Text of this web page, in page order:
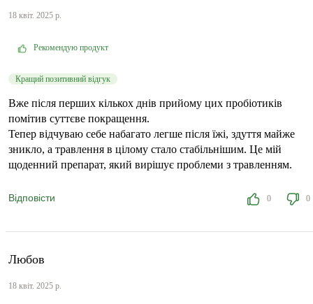
18 квіт. 2025 р.
Рекомендую продукт
Кращий позитивний відгук
Вже після перших кількох днів прийому цих пробіотиків
помітив суттєве покращення.
Тепер відчуваю себе набагато легше після їжі, здуття майже
зникло, а травлення в цілому стало стабільнішим. Це мій
щоденний препарат, який вирішує проблеми з травленням.
Відповісти 0 0
Любов
18 квіт. 2025 р.